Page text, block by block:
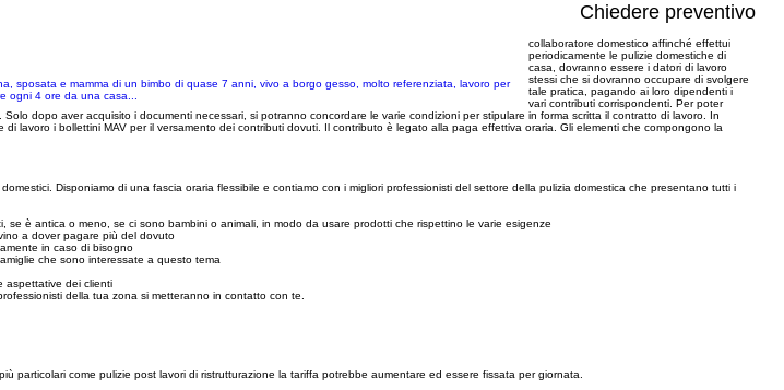
sposata e mamma di un bimbo di quase 7 anni, vivo a borgo gesso, molto referenziata, lavoro per
ogni 4 ore da una casa...
Chiedere preventivo
collaboratore domestico affinché effettui
periodicamente le pulizie domestiche di
casa, dovranno essere i datori di lavoro
stessi che si dovranno occupare di svolgere
tale pratica, pagando ai loro dipendenti i
vari contributi corrispondenti. Per poter
dopo aver acquisito i documenti necessari, si potranno concordare le varie condizioni per stipulare in forma scritta il contratto di lavoro. In
lavoro i bollettini MAV per il versamento dei contributi dovuti. Il contributo è legato alla paga effettiva oraria. Gli elementi che compongono la
Disponiamo di una fascia oraria flessibile e contiamo con i migliori professionisti del settore della pulizia domestica che presentano tutti i
è antica o meno, se ci sono bambini o animali, in modo da usare prodotti che rispettino le varie esigenze
a dover pagare più del dovuto
in caso di bisogno
che sono interessate a questo tema
aspettative dei clienti
della tua zona si metteranno in contatto con te.
particolari come pulizie post lavori di ristrutturazione la tariffa potrebbe aumentare ed essere fissata per giornata.